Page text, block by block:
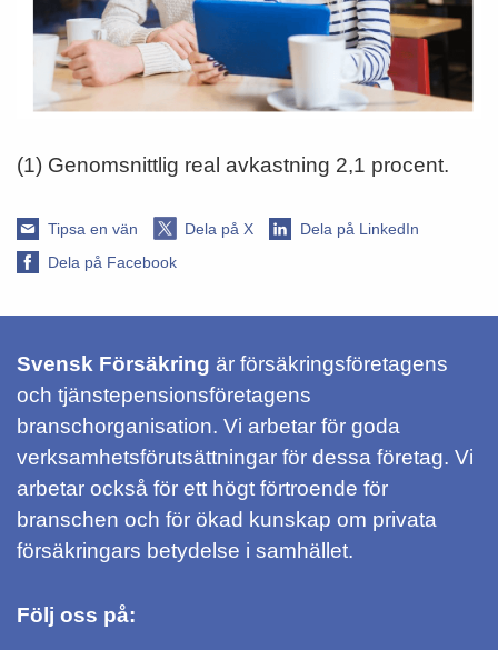
(1) Genomsnittlig real avkastning 2,1 procent.
Tipsa en vän Dela på X
Dela på LinkedIn
Dela på Facebook
Svensk Försäkring är försäkringsföretagens
och tjänstepensionsföretagens
branschorganisation. Vi arbetar för goda
verksamhetsförutsättningar för dessa företag. Vi
arbetar också för ett högt förtroende för
branschen och för ökad kunskap om privata
försäkringars betydelse i samhället.
Följ oss på: